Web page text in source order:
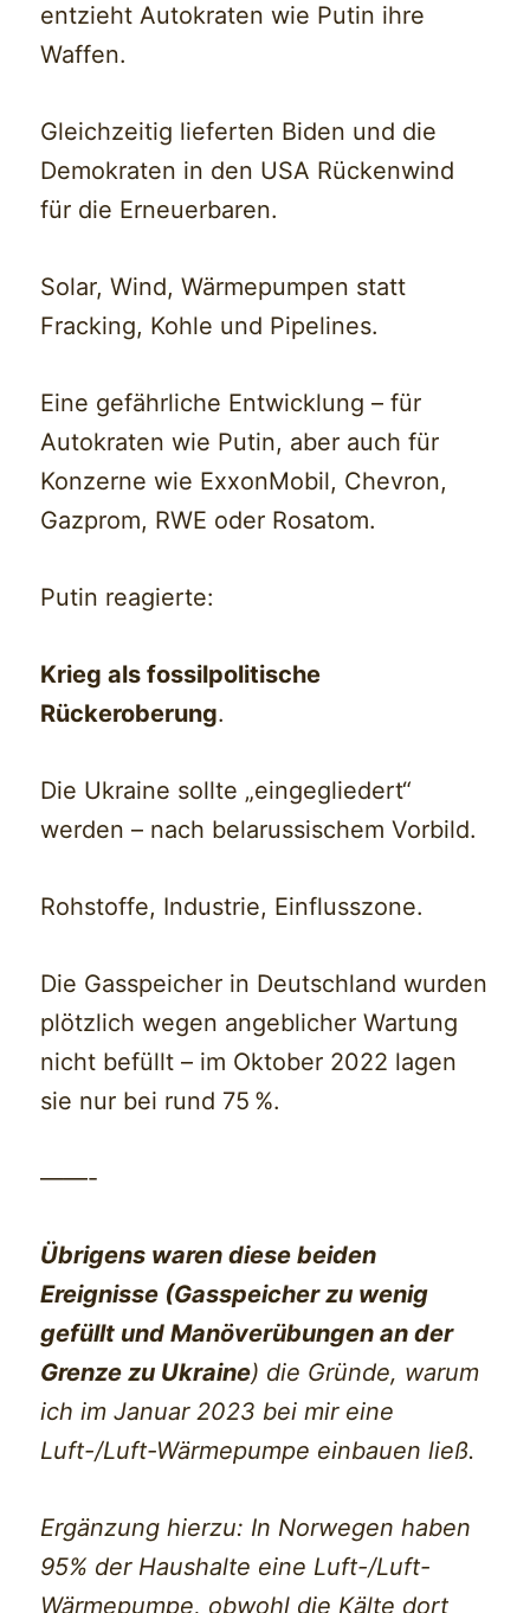
entzieht Autokraten wie Putin ihre
Waffen.
Gleichzeitig lieferten Biden und die
Demokraten in den USA Rückenwind
für die Erneuerbaren.
Solar, Wind, Wärmepumpen statt
Fracking, Kohle und Pipelines.
Eine gefährliche Entwicklung – für
Autokraten wie Putin, aber auch für
Konzerne wie ExxonMobil, Chevron,
Gazprom, RWE oder Rosatom.
Putin reagierte:
Krieg als fossilpolitische
Rückeroberung.
Die Ukraine sollte „eingegliedert“
werden – nach belarussischem Vorbild.
Rohstoffe, Industrie, Einflusszone.
Die Gasspeicher in Deutschland wurden
plötzlich wegen angeblicher Wartung
nicht befüllt – im Oktober 2022 lagen
sie nur bei rund 75 %.
——-
Übrigens waren diese beiden
Ereignisse (Gasspeicher zu wenig
gefüllt und Manöverübungen an der
Grenze zu Ukraine) die Gründe, warum
ich im Januar 2023 bei mir eine
Luft-/Luft-Wärmepumpe einbauen ließ.
Ergänzung hierzu: In Norwegen haben
95% der Haushalte eine Luft-/Luft-
Wärmepumpe, obwohl die Kälte dort